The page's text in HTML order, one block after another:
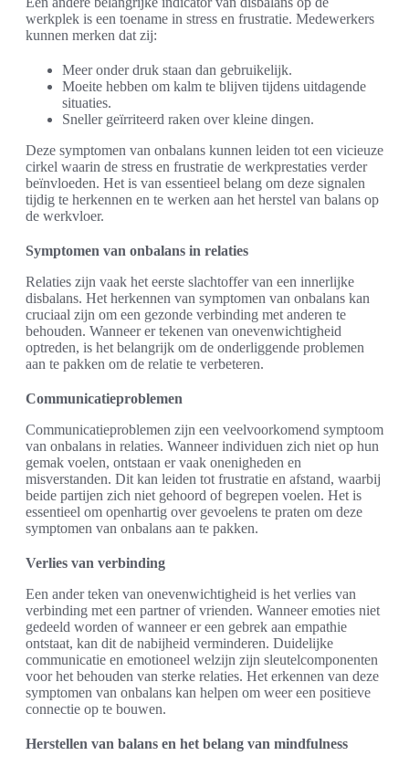
werkplek is een toename in stress en frustratie. Medewerkers
kunnen merken dat zij:
Meer onder druk staan dan gebruikelijk.
Moeite hebben om kalm te blijven tijdens uitdagende
situaties.
Sneller geïrriteerd raken over kleine dingen.
Deze symptomen van onbalans kunnen leiden tot een vicieuze
cirkel waarin de stress en frustratie de werkprestaties verder
beïnvloeden. Het is van essentieel belang om deze signalen
tijdig te herkennen en te werken aan het herstel van balans op
de werkvloer.
Symptomen van onbalans in relaties
Relaties zijn vaak het eerste slachtoffer van een innerlijke
disbalans. Het herkennen van symptomen van onbalans kan
cruciaal zijn om een gezonde verbinding met anderen te
behouden. Wanneer er tekenen van onevenwichtigheid
optreden, is het belangrijk om de onderliggende problemen
aan te pakken om de relatie te verbeteren.
Communicatieproblemen
Communicatieproblemen zijn een veelvoorkomend symptoom
van onbalans in relaties. Wanneer individuen zich niet op hun
gemak voelen, ontstaan er vaak onenigheden en
misverstanden. Dit kan leiden tot frustratie en afstand, waarbij
beide partijen zich niet gehoord of begrepen voelen. Het is
essentieel om openhartig over gevoelens te praten om deze
symptomen van onbalans aan te pakken.
Verlies van verbinding
Een ander teken van onevenwichtigheid is het verlies van
verbinding met een partner of vrienden. Wanneer emoties niet
gedeeld worden of wanneer er een gebrek aan empathie
ontstaat, kan dit de nabijheid verminderen. Duidelijke
communicatie en emotioneel welzijn zijn sleutelcomponenten
voor het behouden van sterke relaties. Het erkennen van deze
symptomen van onbalans kan helpen om weer een positieve
connectie op te bouwen.
Herstellen van balans en het belang van mindfulness